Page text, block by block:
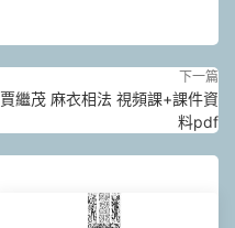
下一篇
賈繼茂 麻衣相法 視頻課+課件資
料pdf